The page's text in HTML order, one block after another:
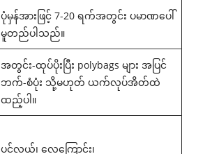
ပုံမှန်အားဖြင့် 7-20 ရက်အတွင်း ပမာဏပေါ်
မူတည်ပါသည်။
အတွင်း-ထုပ်ပိုးပြီး polybags များ အပြင်
ဘက်-စံပုံး သို့မဟုတ် ယက်လုပ်အိတ်ထဲ
ထည့်ပါ။
ပင်လယ်၊ လေကြောင်း၊